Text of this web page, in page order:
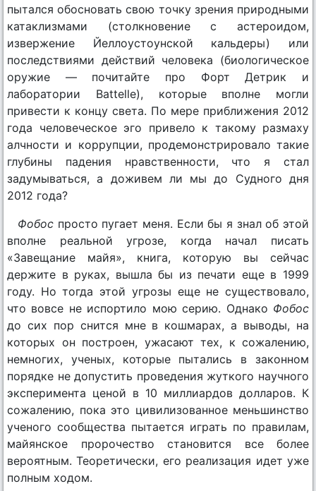
пытался обосновать свою точку зрения природными
катаклизмами (столкновение с астероидом,
извержение Йеллоустоунской кальдеры) или
последствиями действий человека (биологическое
оружие — почитайте про Форт Детрик и
лаборатории Battelle), которые вполне могли
привести к концу света. По мере приближения 2012
года человеческое эго привело к такому размаху
алчности и коррупции, продемонстрировало такие
глубины падения нравственности, что я стал
задумываться, а доживем ли мы до Судного дня
2012 года?
Фобос просто пугает меня. Если бы я знал об этой
вполне реальной угрозе, когда начал писать
«Завещание майя», книга, которую вы сейчас
держите в руках, вышла бы из печати еще в 1999
году. Но тогда этой угрозы еще не существовало,
что вовсе не испортило мою серию. Однако Фобос
до сих пор снится мне в кошмарах, а выводы, на
которых он построен, ужасают тех, к сожалению,
немногих, ученых, которые пытались в законном
порядке не допустить проведения жуткого научного
эксперимента ценой в 10 миллиардов долларов. К
сожалению, пока это цивилизованное меньшинство
ученого сообщества пытается играть по правилам,
майянское пророчество становится все более
вероятным. Теоретически, его реализация идет уже
полным ходом.